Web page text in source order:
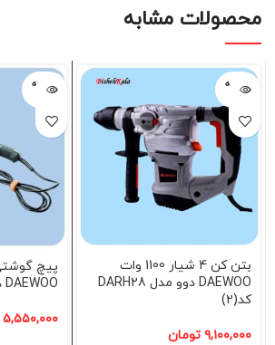
محصولات مشابه
فروخته
شده
بتن کن 4 شیار 1100 وات
DAEWOO دوو مدل DARH28
کد(2)
۹,۱۰۰,۰۰۰ تومان
فروخته
شده
DAEWOO دوو DAES500 کد(2)
۵,۵۵۰,۰۰۰